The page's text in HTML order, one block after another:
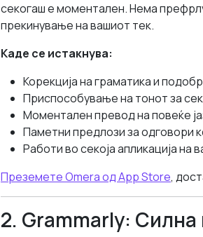
секогаш е моментален. Нема
прекинување на вашиот тек.
Каде се истакнува:
Корекција на граматика и
Приспособување на тонот за
Моментален превод на повеќе
Паметни предлози за одговори
Работи во секоја апликација на
Преземете Omera од App Store,
2. Grammarly: Силна